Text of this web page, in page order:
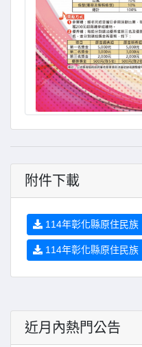
附件下載
114年彰化縣原住民
114年彰化縣原住民
近月內熱門公告